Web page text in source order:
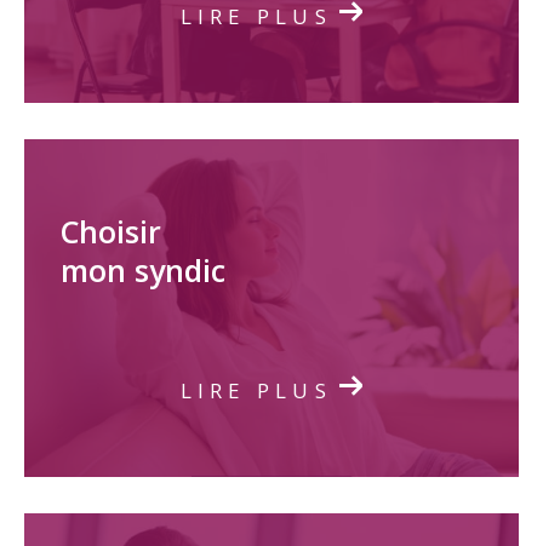
LIRE PLUS
Choisir
mon syndic
LIRE PLUS